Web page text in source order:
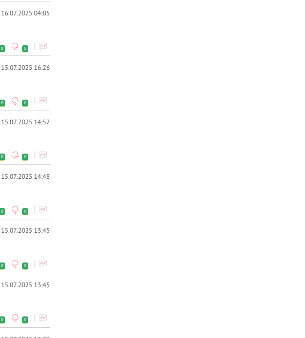
16.07.2025 04:05
0 0
15.07.2025 16:26
0 0
15.07.2025 14:52
0 0
15.07.2025 14:48
0 0
15.07.2025 13:45
0 0
15.07.2025 13:45
0 0